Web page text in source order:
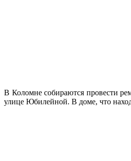
В Коломне собираются провести
улице Юбилейной. В доме, что